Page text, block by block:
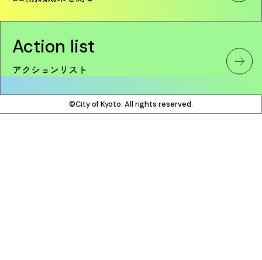
Action list
アクションリスト
©City of Kyoto. All rights reserved.